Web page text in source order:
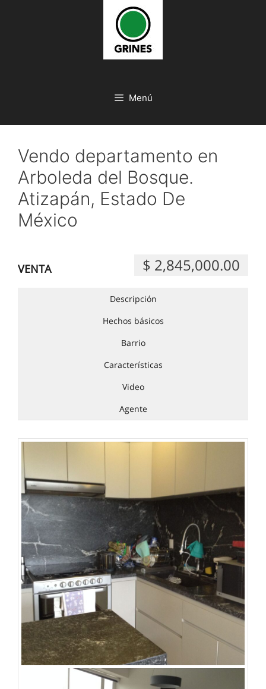
Menú
Vendo departamento en
Arboleda del Bosque.
Atizapán, Estado De
México
VENTA $ 2,845,000.00
Descripción
Hechos básicos
Barrio
Características
Video
Agente